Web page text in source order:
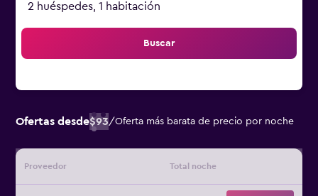
2 huéspedes, 1 habitación
Buscar
Ofertas desde$93/Oferta más barata de precio por noche
Proveedor Total noche